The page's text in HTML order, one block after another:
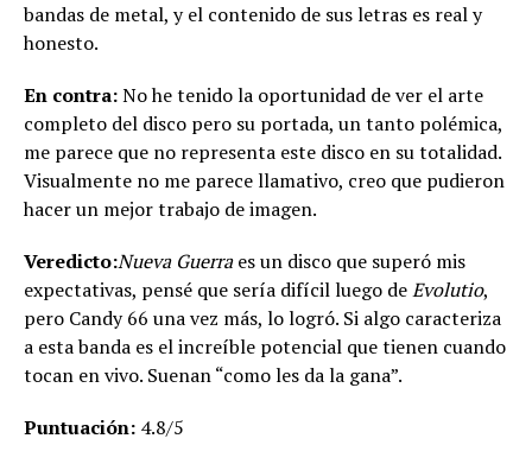
bandas de metal, y el contenido de sus letras es real y
honesto.
En contra:No he tenido la oportunidad de ver el arte
completo del disco pero su portada, un tanto polémica,
me parece que no representa este disco en su totalidad.
Visualmente no me parece llamativo, creo que pudieron
hacer un mejor trabajo de imagen.
Veredicto:Nueva Guerraes un disco que superó mis
expectativas, pensé que sería difícil luego deEvolutio,
pero Candy 66 una vez más, lo logró. Si algo caracteriza
a esta banda es el increíble potencial que tienen cuando
tocan en vivo. Suenan “como les da la gana”.
Puntuación: 4.8/5